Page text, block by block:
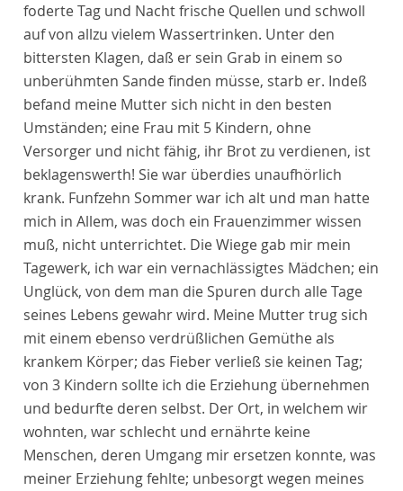
foderte Tag und Nacht frische Quellen und schwoll
auf von allzu vielem Wassertrinken. Unter den
bittersten Klagen, daß er sein Grab in einem so
unberühmten Sande finden müsse, starb er. Indeß
befand meine Mutter sich nicht in den besten
Umständen; eine Frau mit 5 Kindern, ohne
Versorger und nicht fähig, ihr Brot zu verdienen, ist
beklagenswerth! Sie war überdies unaufhörlich
krank. Funfzehn Sommer war ich alt und man hatte
mich in Allem, was doch ein Frauenzimmer wissen
muß, nicht unterrichtet. Die Wiege gab mir mein
Tagewerk, ich war ein vernachlässigtes Mädchen; ein
Unglück, von dem man die Spuren durch alle Tage
seines Lebens gewahr wird. Meine Mutter trug sich
mit einem ebenso verdrüßlichen Gemüthe als
krankem Körper; das Fieber verließ sie keinen Tag;
von 3 Kindern sollte ich die Erziehung übernehmen
und bedurfte deren selbst. Der Ort, in welchem wir
wohnten, war schlecht und ernährte keine
Menschen, deren Umgang mir ersetzen konnte, was
meiner Erziehung fehlte; unbesorgt wegen meines